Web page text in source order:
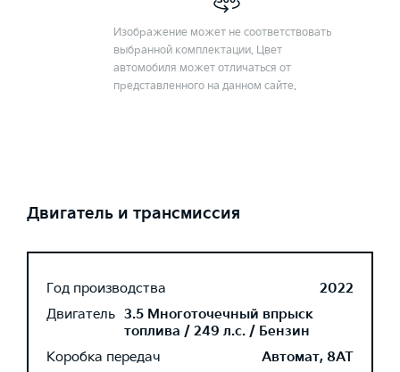
Изображение может не соответствовать
выбранной комплектации. Цвет
автомобиля может отличаться от
представленного на данном сайте.
Двигатель и трансмиссия
Год производства
2022
Двигатель 3.5 Многоточечный впрыск
топлива / 249 л.с. / Бензин
Коробка передач
Автомат, 8AT